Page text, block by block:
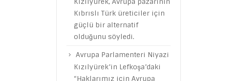
Kıbrıslı Türk üreticiler için
güçlü bir alternatif
olduğunu söyledi.
Avrupa Parlamenteri Niyazi
Kızılyürek’in Lefkoşa’daki
“Haklarımız için Avrupa